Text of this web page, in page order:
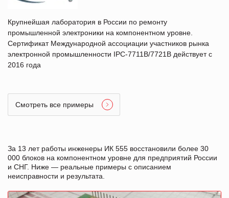
Крупнейшая лаборатория в России по ремонту
промышленной электроники на компонентном уровне.
Сертификат Международной ассоциации участников рынка
электронной промышленности IPC-7711B/7721B действует с
2016 года
Смотреть все примеры
За 13 лет работы инженеры ИК 555 восстановили более 30
000 блоков на компонентном уровне для предприятий России
и СНГ. Ниже — реальные примеры с описанием
неисправности и результата.